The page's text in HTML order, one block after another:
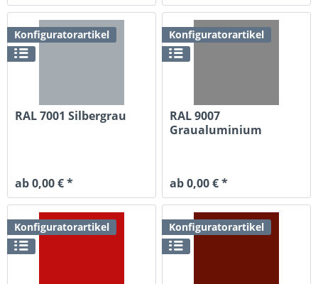
Konfiguratorartikel
RAL 7001 Silbergrau
ab 0,00 € *
Konfiguratorartikel
RAL 9007
Graualuminium
ab 0,00 € *
Konfiguratorartikel Konfiguratorartikel